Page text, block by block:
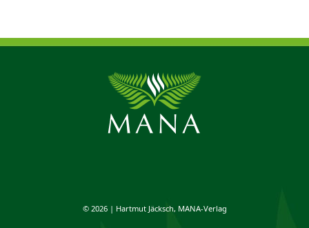
© 2026 | Hartmut Jäcksch, MANA-Verlag